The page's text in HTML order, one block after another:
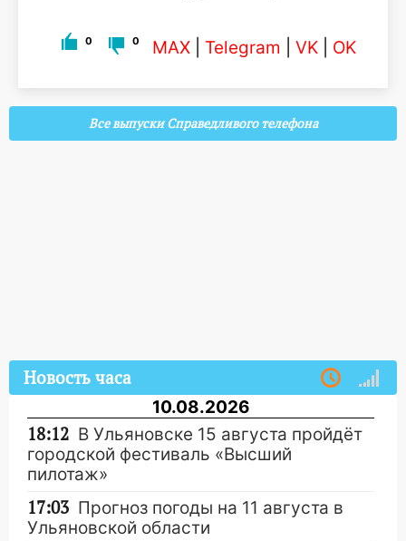
0 0 MAX Telegram VK OK
Все выпуски Справедливого телефона
Новость часа
10.08.2026
18:12 В Ульяновске 15 августа пройдёт
городской фестиваль «Высший
пилотаж»
17:03 Прогноз погоды на 11 августа в
Ульяновской области